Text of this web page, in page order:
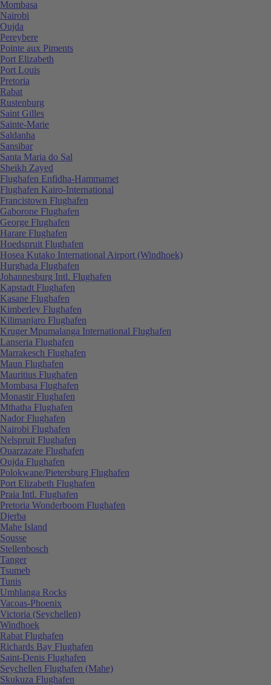
Mombasa
Nairobi
Oujda
Pereybere
Pointe aux Piments
Port Elizabeth
Port Louis
Pretoria
Rabat
Rustenburg
Saint Gilles
Sainte-Marie
Saldanha
Sansibar
Santa Maria do Sal
Sheikh Zayed
Flughafen Enfidha-Hammamet
Flughafen Kairo-International
Francistown Flughafen
Gaborone Flughafen
George Flughafen
Harare Flughafen
Hoedspruit Flughafen
Hosea Kutako International Airport (Windhoek)
Hurghada Flughafen
Johannesburg Intl. Flughafen
Kapstadt Flughafen
Kasane Flughafen
Kimberley Flughafen
Kilimanjaro Flughafen
Kruger Mpumalanga International Flughafen
Lanseria Flughafen
Marrakesch Flughafen
Maun Flughafen
Mauritius Flughafen
Mombasa Flughafen
Monastir Flughafen
Mthatha Flughafen
Nador Flughafen
Nairobi Flughafen
Nelspruit Flughafen
Ouarzazate Flughafen
Oujda Flughafen
Polokwane/Pietersburg Flughafen
Port Elizabeth Flughafen
Praia Intl. Flughafen
Pretoria Wonderboom Flughafen
Djerba
Mahe Island
Sousse
Stellenbosch
Tanger
Tsumeb
Tunis
Umhlanga Rocks
Vacoas-Phoenix
Victoria (Seychellen)
Windhoek
Rabat Flughafen
Richards Bay Flughafen
Saint-Denis Flughafen
Seychellen Flughafen (Mahe)
Skukuza Flughafen